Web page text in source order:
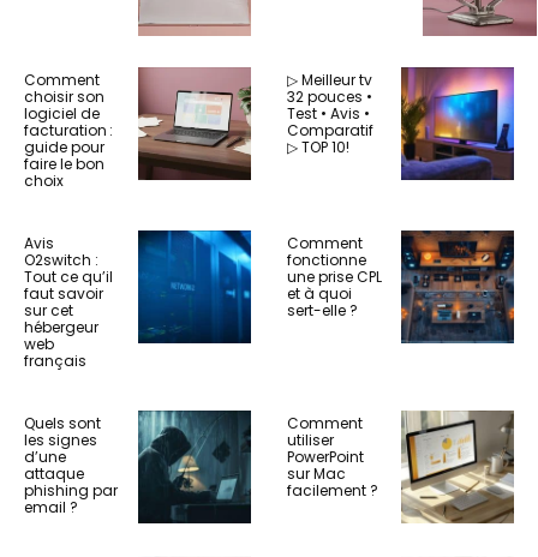
Comment
choisir son
logiciel de
facturation :
guide pour
faire le bon
choix
▷ Meilleur tv
32 pouces •
Test • Avis •
Comparatif
▷ TOP 10!
Avis
O2switch :
Tout ce qu’il
faut savoir
sur cet
hébergeur
web
français
Comment
fonctionne
une prise CPL
et à quoi
sert-elle ?
Quels sont
les signes
d’une
attaque
phishing par
email ?
Comment
utiliser
PowerPoint
sur Mac
facilement ?